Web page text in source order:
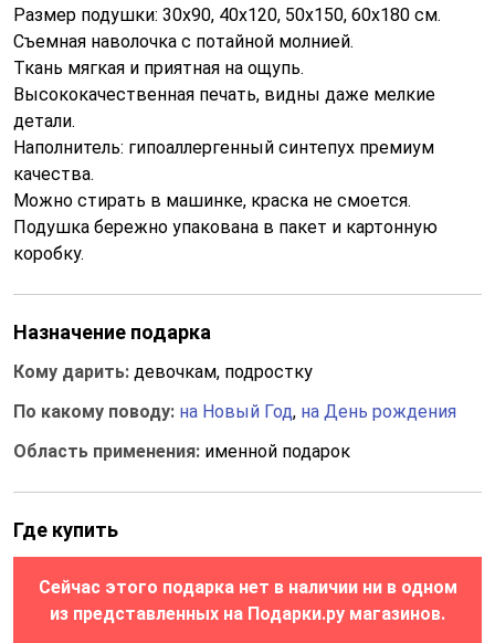
Размер подушки: 30x90, 40x120, 50x150, 60x180 см.
Съемная наволочка с потайной молнией.
Ткань мягкая и приятная на ощупь.
Высококачественная печать, видны даже мелкие
детали.
Наполнитель: гипоаллергенный синтепух премиум
качества.
Можно стирать в машинке, краска не смоется.
Подушка бережно упакована в пакет и картонную
коробку.
Назначение подарка
Кому дарить: девочкам, подростку
По какому поводу: на Новый Год, на День рождения
Область применения: именной подарок
Где купить
Сейчас этого подарка нет в наличии ни в одном
из представленных на Подарки.ру магазинов.